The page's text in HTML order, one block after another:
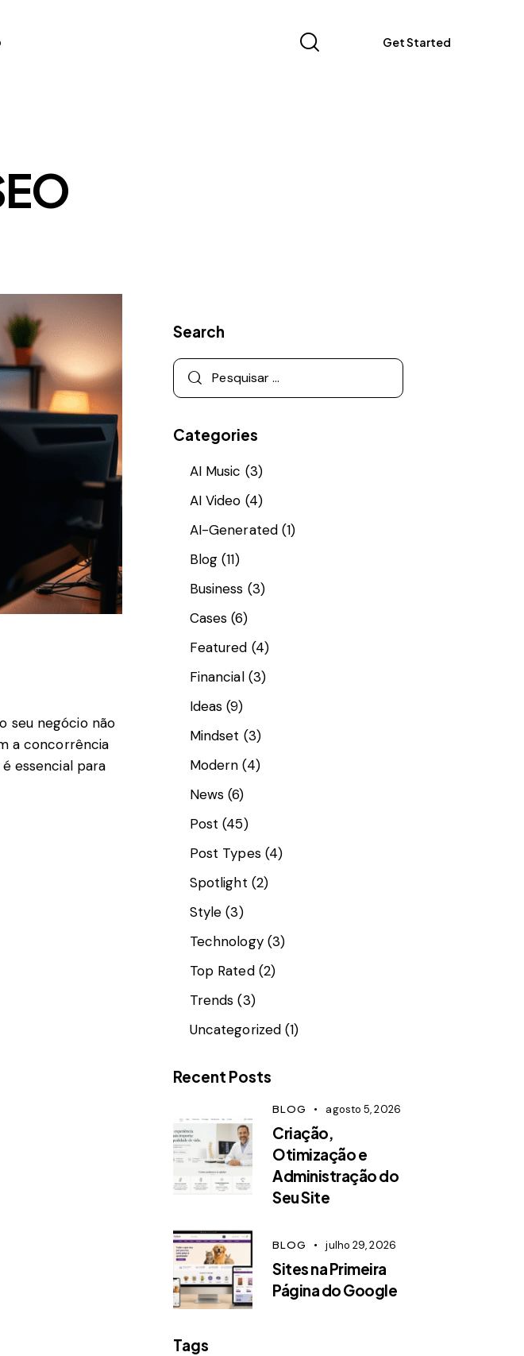
Get Started
seu negócio não
a concorrência
essencial para
Search
Categories
AI Music (3)
AI Video (4)
AI-Generated(1)
Blog (11)
Business (3)
Cases (6)
Featured (4)
Financial(3)
Ideas (9)
Mindset (3)
Modern (4)
News (6)
Post (45)
Post Types(4)
Spotlight (2)
Style (3)
Technology(3)
Top Rated(2)
Trends (3)
Uncategorized (1)
Recent Posts
BLOG agosto 5, 2026
Criação,
Otimização e
Administração do
Seu Site
BLOG julho 29, 2026
Sites na Primeira
Página do Google
Tags